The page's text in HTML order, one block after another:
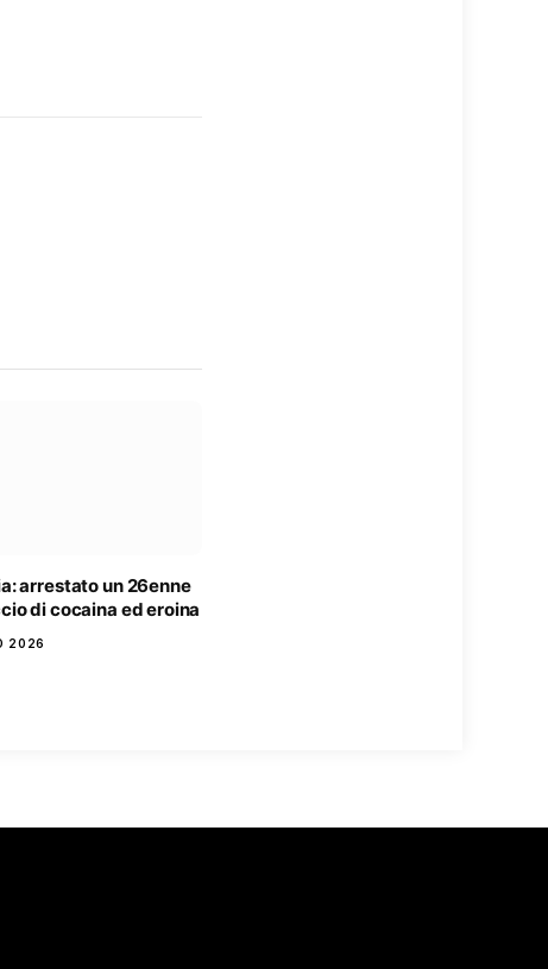
arrestato un 26enne
di cocaina ed eroina
2026